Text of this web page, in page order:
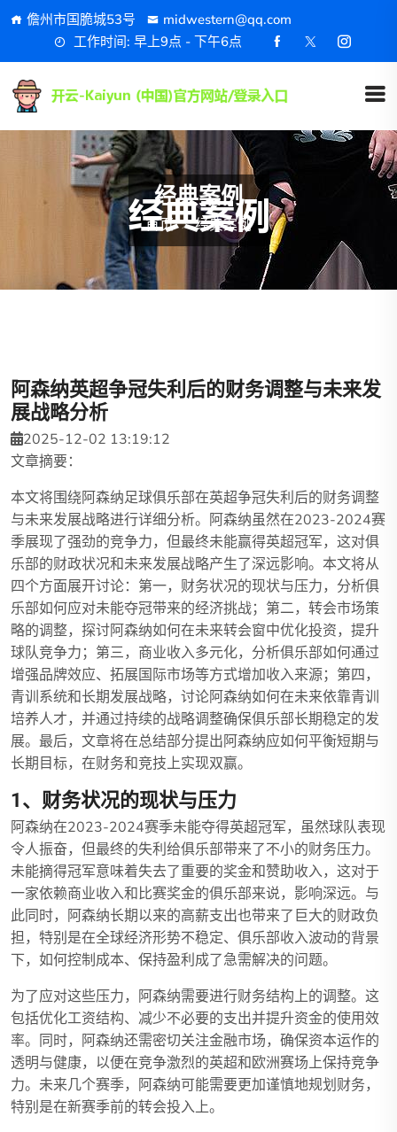
儋州市国脆城53号
midwestern@qq.com
工作时间: 早上9点 - 下午6点
经典案例
首页 经典案例
阿森纳英超争冠失利后的财务调整与未来发
展战略分析
2025-12-02 13:19:12
文章摘要：
本文将围绕阿森纳足球俱乐部在英超争冠失利后的财务调整
与未来发展战略进行详细分析。阿森纳虽然在2023-2024赛
季展现了强劲的竞争力，但最终未能赢得英超冠军，这对俱
乐部的财政状况和未来发展战略产生了深远影响。本文将从
四个方面展开讨论：第一，财务状况的现状与压力，分析俱
乐部如何应对未能夺冠带来的经济挑战；第二，转会市场策
略的调整，探讨阿森纳如何在未来转会窗中优化投资，提升
球队竞争力；第三，商业收入多元化，分析俱乐部如何通过
增强品牌效应、拓展国际市场等方式增加收入来源；第四，
青训系统和长期发展战略，讨论阿森纳如何在未来依靠青训
培养人才，并通过持续的战略调整确保俱乐部长期稳定的发
展。最后，文章将在总结部分提出阿森纳应如何平衡短期与
长期目标，在财务和竞技上实现双赢。
1、财务状况的现状与压力
阿森纳在2023-2024赛季未能夺得英超冠军，虽然球队表现
令人振奋，但最终的失利给俱乐部带来了不小的财务压力。
未能摘得冠军意味着失去了重要的奖金和赞助收入，这对于
一家依赖商业收入和比赛奖金的俱乐部来说，影响深远。与
此同时，阿森纳长期以来的高薪支出也带来了巨大的财政负
担，特别是在全球经济形势不稳定、俱乐部收入波动的背景
下，如何控制成本、保持盈利成了急需解决的问题。
为了应对这些压力，阿森纳需要进行财务结构上的调整。这
包括优化工资结构、减少不必要的支出并提升资金的使用效
率。同时，阿森纳还需密切关注金融市场，确保资本运作的
透明与健康，以便在竞争激烈的英超和欧洲赛场上保持竞争
力。未来几个赛季，阿森纳可能需要更加谨慎地规划财务，
特别是在新赛季前的转会投入上。